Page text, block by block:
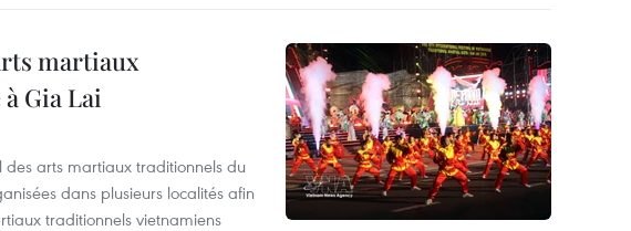
martiaux
Gia Lai
arts martiaux traditionnels du
dans plusieurs localités afin
traditionnels vietnamiens